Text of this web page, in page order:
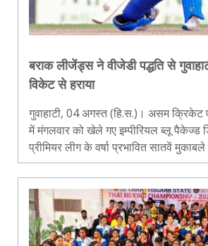
बराक लीजेंड्स ने वीजेडी पद्धति से
विकेट से हराया
गुवाहाटी, 04 अगस्त (हि.स.)। असम क्रिकेट
में मंगलवार को खेले गए इम्पीरियल ब्लू पैकेज्ड
प्रीमियर लीग के वर्षा प्रभावित सातवें
गुवाहाटी रॉयल्स को वीजेडी पद्धति के तहत